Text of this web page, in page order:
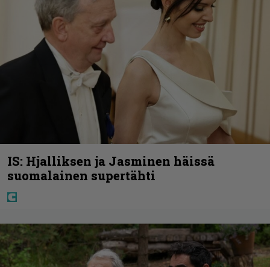
IS: Hjalliksen ja Jasminen häissä
suomalainen supertähti